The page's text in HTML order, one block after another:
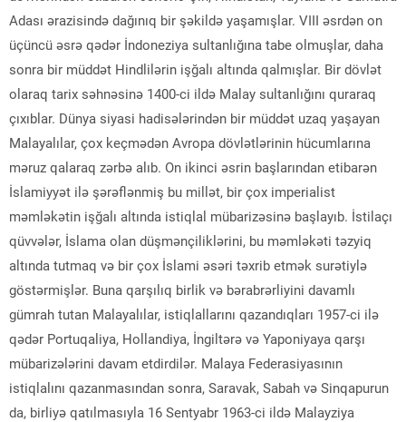
Adası ərazisində dağınıq bir şəkildə yaşamışlar. VIII əsrdən on
üçüncü əsrə qədər İndoneziya sultanlığına tabe olmuşlar, daha
sonra bir müddət Hindlilərin işğalı altında qalmışlar. Bir dövlət
olaraq tarix səhnəsinə 1400-ci ildə Malay sultanlığını quraraq
çıxıblar. Dünya siyasi hadisələrindən bir müddət uzaq yaşayan
Malayalılar, çox keçmədən Avropa dövlətlərinin hücumlarına
məruz qalaraq zərbə alıb. On ikinci əsrin başlarından etibarən
İslamiyyət ilə şərəflənmiş bu millət, bir çox imperialist
məmləkətin işğalı altında istiqlal mübarizəsinə başlayıb. İstilaçı
qüvvələr, İslama olan düşmənçiliklərini, bu məmləkəti təzyiq
altında tutmaq və bir çox İslami əsəri təxrib etmək surətiylə
göstərmişlər. Buna qarşılıq birlik və bərabrərliyini davamlı
gümrah tutan Malayalılar, istiqlallarını qazandıqları 1957-ci ilə
qədər Portuqaliya, Hollandiya, İngiltərə və Yaponiyaya qarşı
mübarizələrini davam etdirdilər. Malaya Federasiyasının
istiqlalını qazanmasından sonra, Saravak, Sabah və Sinqapurun
da, birliyə qatılmasıyla 16 Sentyabr 1963-ci ildə Malayziya